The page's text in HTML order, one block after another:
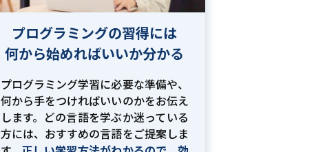
プログラミングの習得には
何から始めればいいか分かる
プログラミング学習に必要な準備や、
何から手をつければいいのかをお伝え
します。どの言語を学ぶか迷っている
方には、おすすめの言語をご提案しま